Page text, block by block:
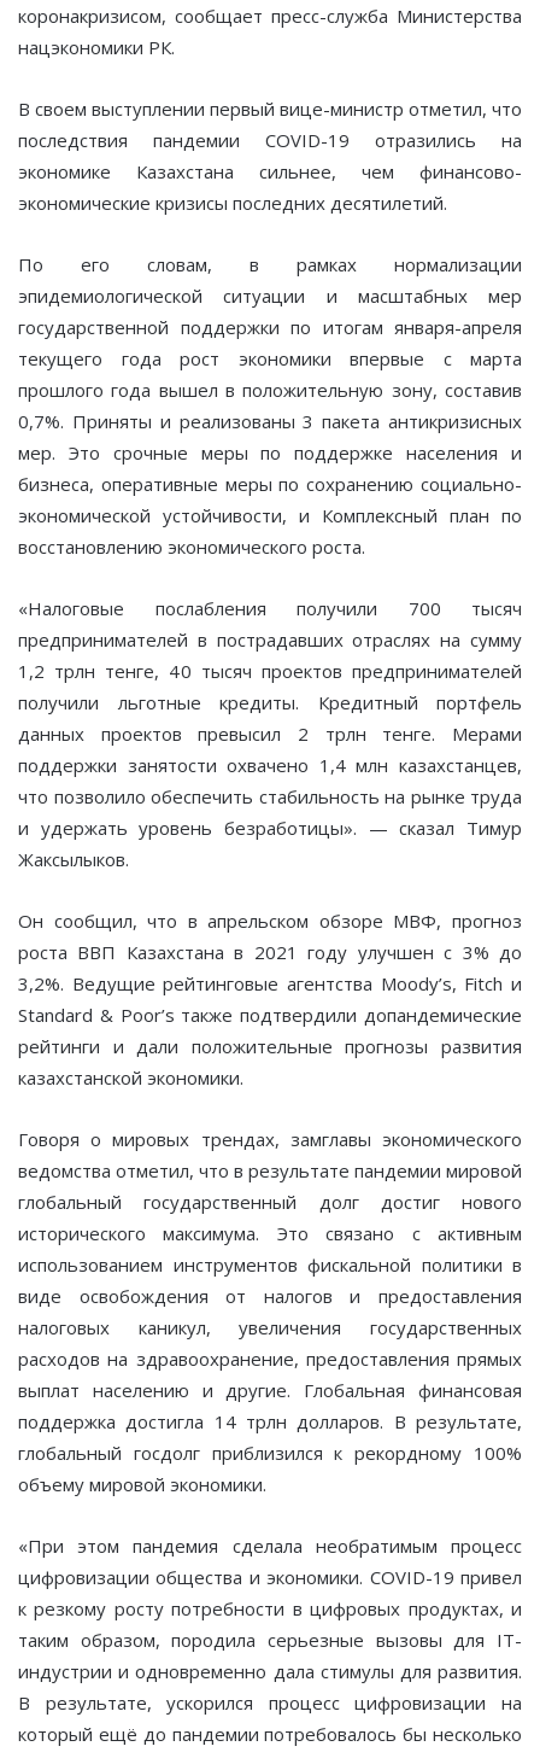
коронакризисом, сообщает пресс-служба Министерства
нацэкономики РК.
В своем выступлении первый вице-министр отметил, что
последствия пандемии COVID-19 отразились на
экономике Казахстана сильнее, чем финансово-
экономические кризисы последних десятилетий.
По его словам, в рамках нормализации
эпидемиологической ситуации и масштабных мер
государственной поддержки по итогам января-апреля
текущего года рост экономики впервые с марта
прошлого года вышел в положительную зону, составив
0,7%. Приняты и реализованы 3 пакета антикризисных
мер. Это срочные меры по поддержке населения и
бизнеса, оперативные меры по сохранению социально-
экономической устойчивости, и Комплексный план по
восстановлению экономического роста.
«Налоговые послабления получили 700 тысяч
предпринимателей в пострадавших отраслях на сумму
1,2 трлн тенге, 40 тысяч проектов предпринимателей
получили льготные кредиты. Кредитный портфель
данных проектов превысил 2 трлн тенге. Мерами
поддержки занятости охвачено 1,4 млн казахстанцев,
что позволило обеспечить стабильность на рынке труда
и удержать уровень безработицы». — сказал Тимур
Жаксылыков.
Он сообщил, что в апрельском обзоре МВФ, прогноз
роста ВВП Казахстана в 2021 году улучшен с 3% до
3,2%. Ведущие рейтинговые агентства Moody’s, Fitch и
Standard & Poor’s также подтвердили допандемические
рейтинги и дали положительные прогнозы развития
казахстанской экономики.
Говоря о мировых трендах, замглавы экономического
ведомства отметил, что в результате пандемии мировой
глобальный государственный долг достиг нового
исторического максимума. Это связано с активным
использованием инструментов фискальной политики в
виде освобождения от налогов и предоставления
налоговых каникул, увеличения государственных
расходов на здравоохранение, предоставления прямых
выплат населению и другие. Глобальная финансовая
поддержка достигла 14 трлн долларов. В результате,
глобальный госдолг приблизился к рекордному 100%
объему мировой экономики.
«При этом пандемия сделала необратимым процесс
цифровизации общества и экономики. COVID-19 привел
к резкому росту потребности в цифровых продуктах, и
таким образом, породила серьезные вызовы для IT-
индустрии и одновременно дала стимулы для развития.
В результате, ускорился процесс цифровизации на
который ещё до пандемии потребовалось бы несколько